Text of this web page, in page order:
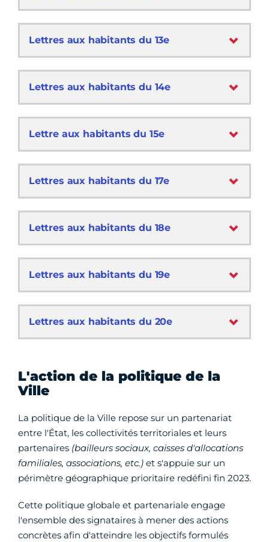
Lettres aux habitants du 13e
Lettres aux habitants du 14e
Lettre aux habitants du 15e
Lettres aux habitants du 17e
Lettres aux habitants du 18e
Lettres aux habitants du 19e
Lettres aux habitants du 20e
L'action de la politique de la
Ville
La politique de la Ville repose sur un partenariat
entre l'État, les collectivités territoriales et leurs
partenaires (bailleurs sociaux, caisses d'allocations
familiales, associations, etc.) et s'appuie sur un
périmètre géographique prioritaire redéfini fin 2023.
Cette politique globale et partenariale engage
l'ensemble des signataires à mener des actions
concrètes afin d'atteindre les objectifs formulés